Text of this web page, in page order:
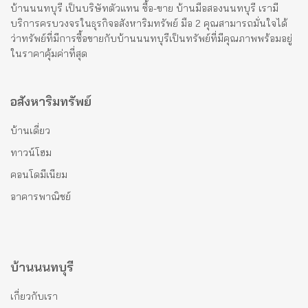
บ้านนนทบุรี เป็นบริษัทตัวแทน ซื้อ-ขาย บ้านมือสองนนทบุรี เรามี
บริการครบวงจรในธุรกิจอสังหาริมทรัพย์ มือ 2 คุณสามารถมั่นใจได้
ว่าทรัพย์ที่มีการซื้อขายกับบ้านนนทบุรีเป็นทรัพย์ที่มีคุณภาพพร้อมอยู่
ในราคาคุ้มค่าที่สุด
อสังหาริมทรัพย์
บ้านเดี่ยว
ทาวน์โฮม
คอนโดมีเนียม
อาคารพาณิชย์
บ้านนนทบุรี
เกี่ยวกับเรา